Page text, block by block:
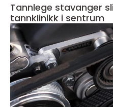
Tannlege stavanger slik finner du riktig
tannklinikk i sentrum